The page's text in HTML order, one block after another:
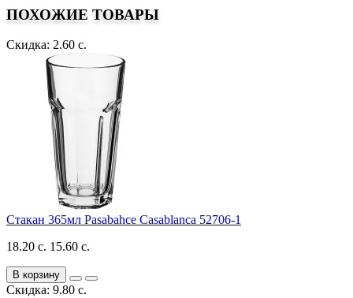
ПОХОЖИЕ ТОВАРЫ
Скидка: 2.60 с.
Стакан 365мл Pasabahce Casablanca 52706-1
18.20 с. 15.60 с.
В корзину
Скидка: 9.80 с.